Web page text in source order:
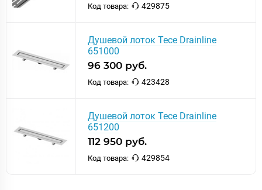
Код товара: 429875
Душевой лоток Tece Drainline
651000
96 300 руб.
Код товара: 423428
Душевой лоток Tece Drainline
651200
112 950 руб.
Код товара: 429854